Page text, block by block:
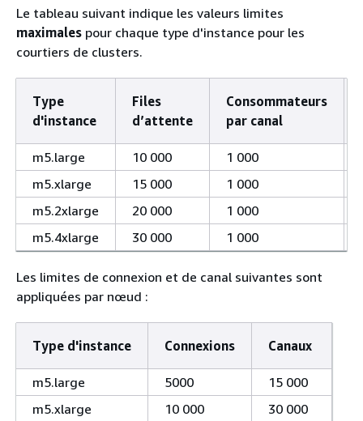
Le tableau suivant indique les valeurs limites
maximales pour chaque type d'instance pour les
courtiers de clusters.
Type
d'instance
Files
d’attente
Consommateurs
par canal
m5.large 10 000 1 000
m5.xlarge
15 000 1 000
m5.2xlarge
20 000 1 000
m5.4xlarge
30 000 1 000
Les limites de connexion et de canal suivantes sont
appliquées par nœud :
Type d'instance Connexions Canaux
m5.large 5000
15 000
m5.xlarge
10 000 30 000